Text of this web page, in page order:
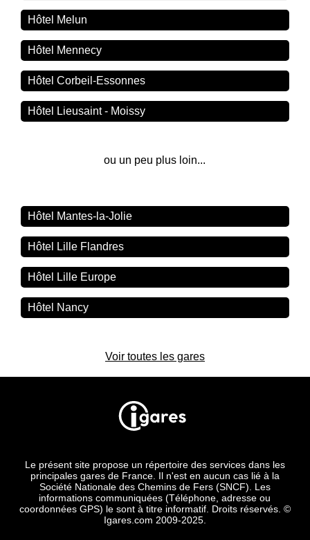
Hôtel Melun
Hôtel Mennecy
Hôtel Corbeil-Essonnes
Hôtel Lieusaint - Moissy
ou un peu plus loin...
Hôtel Mantes-la-Jolie
Hôtel Lille Flandres
Hôtel Lille Europe
Hôtel Nancy
Voir toutes les gares
Le présent site propose un répertoire des services dans les
principales gares de France. Il n'est en aucun cas lié à la
Société Nationale des Chemins de Fers (SNCF). Les
informations communiquées (Téléphone, adresse ou
coordonnées GPS) le sont à titre informatif. Droits réservés. ©
Igares.com 2009-2025.